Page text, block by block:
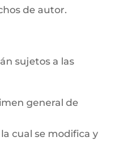
de autor.
sujetos a las
general de
cual se modifica y